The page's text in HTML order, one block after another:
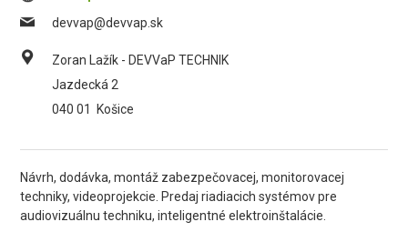
devvap@devvap.sk
Zoran Lažík - DEVVaP TECHNIK
Jazdecká 2
040 01
Košice
Návrh, dodávka, montáž zabezpečovacej, monitorovacej
techniky, videoprojekcie. Predaj riadiacich systémov pre
audiovizuálnu techniku, inteligentné elektroinštalácie.